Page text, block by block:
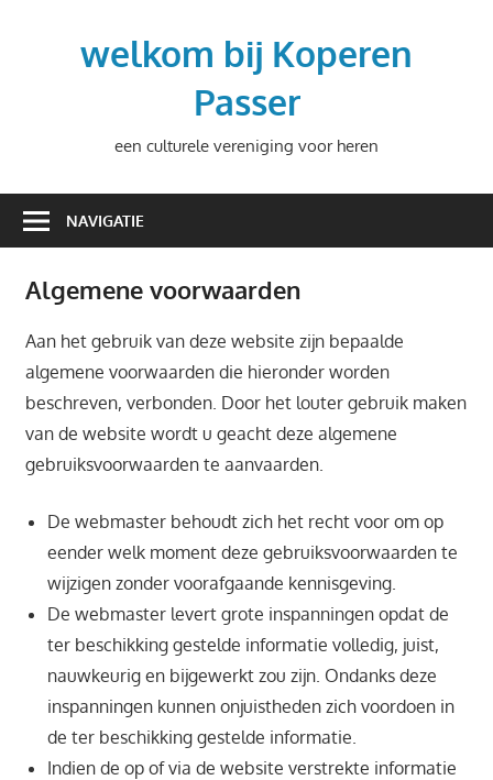
welkom bij Koperen
Passer
een culturele vereniging voor heren
NAVIGATIE
Algemene voorwaarden
Aan het gebruik van deze website zijn bepaalde
algemene voorwaarden die hieronder worden
beschreven, verbonden. Door het louter gebruik maken
van de website wordt u geacht deze algemene
gebruiksvoorwaarden te aanvaarden.
De webmaster behoudt zich het recht voor om op
eender welk moment deze gebruiksvoorwaarden te
wijzigen zonder voorafgaande kennisgeving.
De webmaster levert grote inspanningen opdat de
ter beschikking gestelde informatie volledig, juist,
nauwkeurig en bijgewerkt zou zijn. Ondanks deze
inspanningen kunnen onjuistheden zich voordoen in
de ter beschikking gestelde informatie.
Indien de op of via de website verstrekte informatie